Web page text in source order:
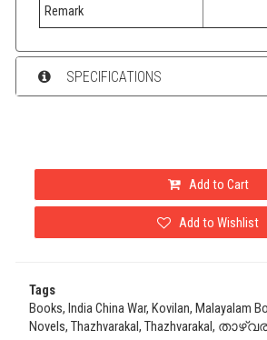
Remark
SPECIFICATIONS
Add to Cart
Add to Wishlist
Tags
Books, India China War, Kovilan, Malayalam
Novels, Thazhvarakal, Thazhvarakal,